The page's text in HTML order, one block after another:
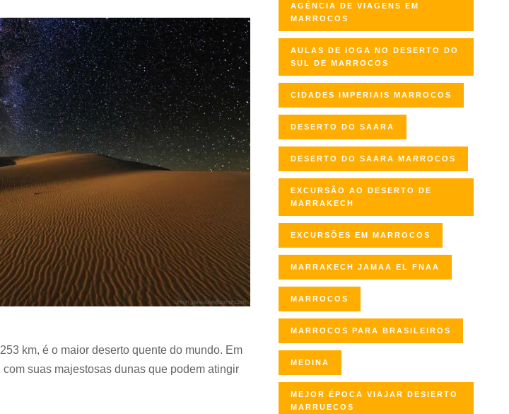
km, é o maior deserto quente do mundo. Em
suas majestosas dunas que podem atingir
AGÊNCIA DE VIAGENS EM
MARROCOS
AULAS DE IOGA NO DESERTO DO
SUL DE MARROCOS
CIDADES IMPERIAIS MARROCOS
DESERTO DO SAARA
DESERTO DO SAARA MARROCOS
EXCURSÃO AO DESERTO DE
MARRAKECH
EXCURSÕES EM MARROCOS
MARRAKECH JAMAA EL FNAA
MARROCOS
MARROCOS PARA BRASILEIROS
MEDINA
MEJOR ÉPOCA VIAJAR DESIERTO
MARRUECOS